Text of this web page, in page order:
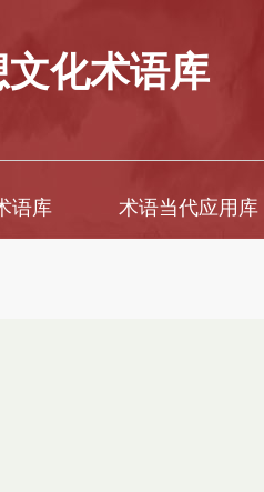
化术语库
语库 术语当代应用库